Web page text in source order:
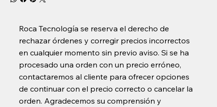
Roca Tecnología se reserva el derecho de
rechazar órdenes y corregir precios incorrectos
en cualquier momento sin previo aviso. Si se ha
procesado una orden con un precio erróneo,
contactaremos al cliente para ofrecer opciones
de continuar con el precio correcto o cancelar la
orden. Agradecemos su comprensión y